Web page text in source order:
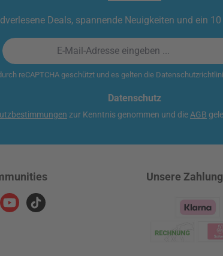
Deals, spannende Neuigkeiten und ein
E-
Mail-
*
reCAPTCHA geschützt und es gelten die
Datenschutz
zur Kenntnis genommen und die AGB
YouTubeTikTok
Unsere